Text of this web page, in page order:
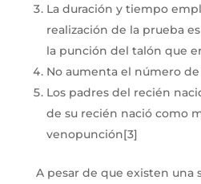
La duración y tiempo
realización de la prueba
la punción del talón que
No aumenta el número
Los padres del recién
de su recién nació como
venopunción[3]
A pesar de que existen una